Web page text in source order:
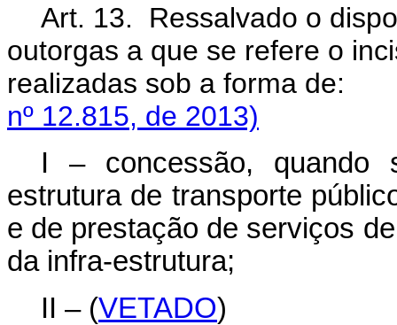
Art. 13. Ressalvado o
outorgas a que se refere o
realizadas sob a
nº 12.815, de 2013)
I – concessão, quando
estrutura de transporte
e de prestação de serviços
da infra-estrutura;
II – (VETADO)